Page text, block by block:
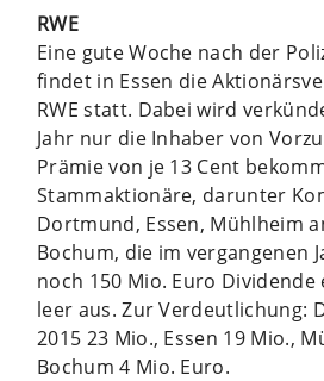
RWE
Eine gute Woche nach der
findet in Essen die
RWE statt. Dabei wird
Jahr nur die Inhaber von
Prämie von je 13 Cent
Stammaktionäre, darunter
Dortmund, Essen, Mühlheim
Bochum, die im vergangenen
noch 150 Mio. Euro
leer aus. Zur Verdeutlichung:
2015 23 Mio., Essen 19 Mio.,
Bochum 4 Mio. Euro.